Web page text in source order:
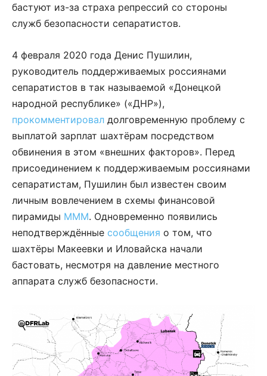
бастуют из-за страха репрессий со стороны
служб безопасности сепаратистов.
4 февраля 2020 года Денис Пушилин,
руководитель поддерживаемых россиянами
сепаратистов в так называемой «Донецкой
народной республике» («ДНР»),
прокомментировал долговременную проблему с
выплатой зарплат шахтёрам посредством
обвинения в этом «внешних факторов». Перед
присоединением к поддерживаемым россиянами
сепаратистам, Пушилин был известен своим
личным вовлечением в схемы финансовой
пирамиды МММ. Одновременно появились
неподтверждённые сообщения о том, что
шахтёры Макеевки и Иловайска начали
бастовать, несмотря на давление местного
аппарата служб безопасности.